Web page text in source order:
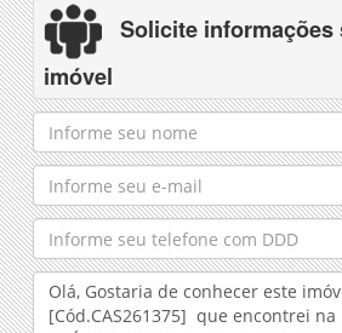
Solicite informações
imóvel